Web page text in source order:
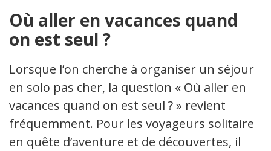
Où aller en vacances quand
on est seul ?
Lorsque l’on cherche à organiser un séjour
en solo pas cher, la question « Où aller en
vacances quand on est seul ? » revient
fréquemment. Pour les voyageurs solitaires
en quête d’aventure et de découvertes, il